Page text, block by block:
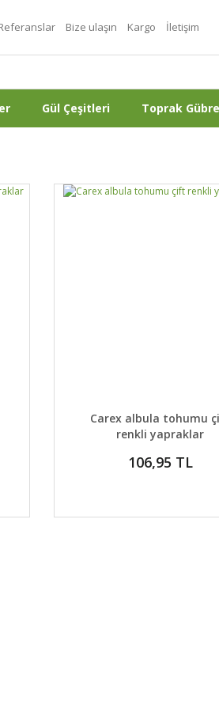
Bize ulaşın Kargo İletişim
Gül Çeşitleri Toprak Gübre
DETAYLAR GELİNCE
Carex albula tohumu
renkli yapraklar
106,95 TL